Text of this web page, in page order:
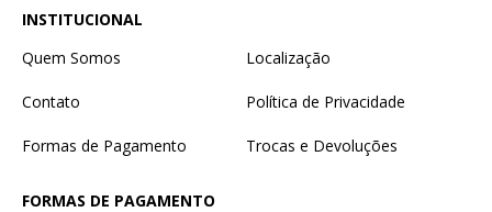
INSTITUCIONAL
Quem Somos
Localização
Contato Política de Privacidade
Formas de Pagamento Trocas e Devoluções
FORMAS DE PAGAMENTO